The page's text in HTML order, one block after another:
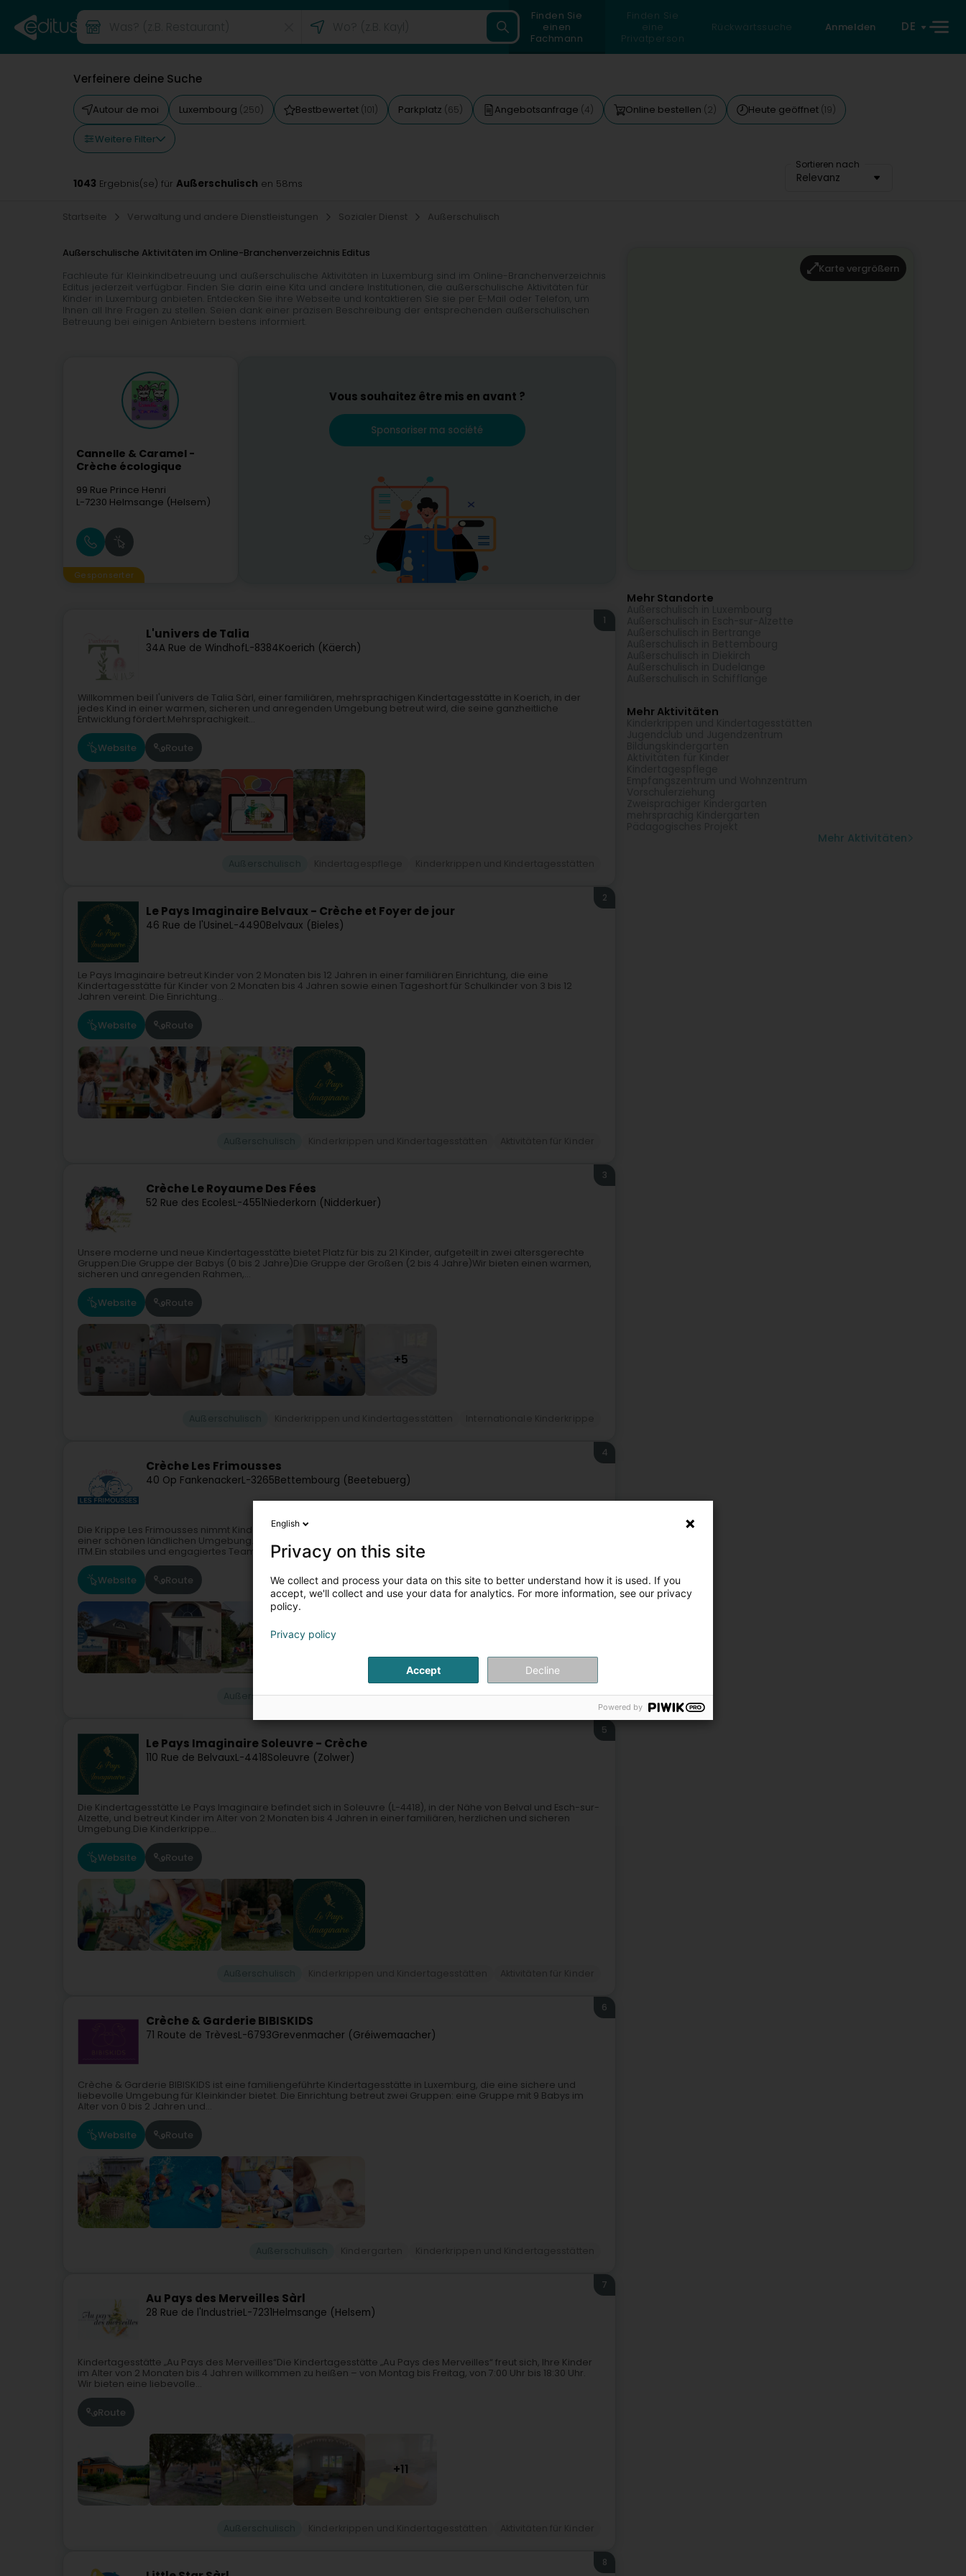
Finden Sie
einen
Fachmann
Finden Sie
eine
Privatperson
Rückwärtssuche Anmelden DE
Verfeinere deine Suche
Autour de moi Luxembourg (250) Bestbewertet (101) Parkplatz (65) Angebotsanfrage (4) Online bestellen (2) Heute geöffnet (19)
Weitere Filter
Sortieren nach
Relevanz
1043 Ergebnis(se) für Außerschulisch en 58ms
Startseite Verwaltung und andere Dienstleistungen Sozialer Dienst Außerschulisch
Außerschulische Aktivitäten im Online-Branchenverzeichnis Editus
Fachleute für Kleinkindbetreuung und außerschulische Aktivitäten in Luxemburg sind im Online-Branchenverzeichnis
Editus jederzeit verfügbar. Finden Sie darin eine Kita und andere Institutionen, die außerschulische Aktivitäten für
Kinder in Luxemburg anbieten. Entdecken Sie ihre Webseite und kontaktieren Sie sie per E-Mail oder Telefon, um
Ihnen all Ihre Fragen zu stellen. Seien dank einer präzisen Beschreibung der entsprechenden außerschulischen
Betreuung bei einigen Anbietern bestens informiert.
Cannelle & Caramel -
Crèche écologique
99 Rue Prince Henri
L-7230 Helmsange (Helsem)
Gesponserter
Vous souhaitez être mis en avant ?
Sponsoriser ma société
L'univers de Talia
34A Rue de WindhofL-8384Koerich (Käerch)
1
Willkommen beil l'univers de Talia Sàrl, einer familiären, mehrsprachigen Kindertagesstätte in Koerich, in der
jedes Kind in einer warmen, sicheren und anregenden Umgebung betreut wird, die seine ganzheitliche
Entwicklung fördert.Mehrsprachigkeit...
Website Route
Le Pays Imaginaire Belvaux - Crèche et Foyer de jour
46 Rue de l'UsineL-4490Belvaux (Bieles)
2
Le Pays Imaginaire betreut Kinder von 2 Monaten bis 12 Jahren in einer familiären Einrichtung, die eine
Kindertagesstätte für Kinder von 2 Monaten bis 4 Jahren sowie einen Tageshort für Schulkinder von 3 bis 12
Jahren vereint. Die Einrichtung...
Website Route
Crèche Le Royaume Des Fées
52 Rue des EcolesL-4551Niederkorn (Nidderkuer)
3
Unsere moderne und neue Kindertagesstätte bietet Platz für bis zu 21 Kinder, aufgeteilt in zwei altersgerechte
Gruppen:Die Gruppe der Babys (0 bis 2 Jahre)Die Gruppe der Großen (2 bis 4 Jahre)Wir bieten einen warmen,
sicheren und anregenden Rahmen,...
Website Route
+5
Crèche Les Frimousses
40 Op FankenackerL-3265Bettembourg (Beetebuerg)
4
Die Krippe Les Frimousses nimmt Kinder im Alter von 2 Monaten bis 4 Jahren auf.Unsere Krippe befindet sich in
einer schönen ländlichen Umgebung. Unsere Räumlichkeiten entsprechen den gesetzlichen Vorschriften der
ITM.Ein stabiles und engagiertes Team...
Website Route
Außerschulisch Kinderkrippen und Kindertagesstätten Aktivitäten für Kinder
Le Pays Imaginaire Soleuvre - Crèche
110 Rue de BelvauxL-4418Soleuvre (Zolwer)
5
Die Kindertagesstätte Le Pays Imaginaire befindet sich in Soleuvre (L-4418), in der Nähe von Belval und Esch-sur-
Alzette, und betreut Kinder im Alter von 2 Monaten bis 4 Jahren in einer familiären, herzlichen und sicheren
Umgebung.Die Kinderkrippe...
Website Route
Crèche & Garderie BIBISKIDS
71 Route de TrèvesL-6793Grevenmacher (Gréiwemaacher)
6
Crèche & Garderie BIBISKIDS ist eine familiengeführte Kindertagesstätte in Luxemburg, die eine sichere und
liebevolle Umgebung für Kleinkinder bietet. Die Einrichtung betreut zwei Gruppen: eine Gruppe mit 9 Babys im
Alter von 0 bis 2 Jahren und...
Website Route
Au Pays des Merveilles Sàrl
28 Rue de l'IndustrieL-7231Helmsange (Helsem)
7
Kindertagesstätte „Au Pays des Merveilles“Die Kindertagesstätte „Au Pays des Merveilles“ freut sich, Ihre Kinder
im Alter von 2 Monaten bis 4 Jahren willkommen zu heißen – von Montag bis Freitag, von 7:00 Uhr bis 18:30 Uhr.
Wir bieten eine liebevolle...
Route
+11
8
Karte vergrößern
Mehr Standorte
Mehr Aktivitäten
Mehr Aktivitäten
English
Privacy on this site
We collect and process your data on this site to better understand how it is used. If you
accept, we'll collect and use your data for analytics. For more information, see our privacy
policy.
Privacy policy
Accept Decline
Powered by